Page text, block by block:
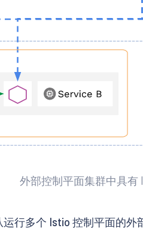
外部控制平面集群中具有
行多个 Istio 控制平面的